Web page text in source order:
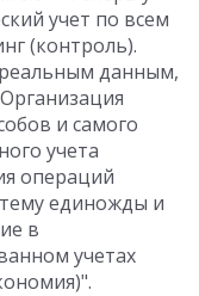
учет по всем
(контроль).
реальным данным,
и самого
учета
операций
единожды и
в
учетах